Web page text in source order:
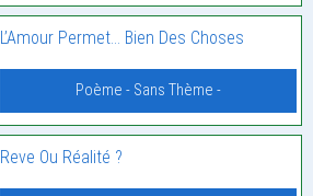
L’Amour Permet… Bien Des Choses
Poème - Sans Thème -
Reve Ou Réalité ?